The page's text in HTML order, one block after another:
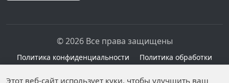
© 2026 Все права защищены
Политика конфиденциальности
Политика обработки
персональных данных
Персональные данные опубликованы на сайте при
Этот веб-сайт использует куки, чтобы улучшить ваш